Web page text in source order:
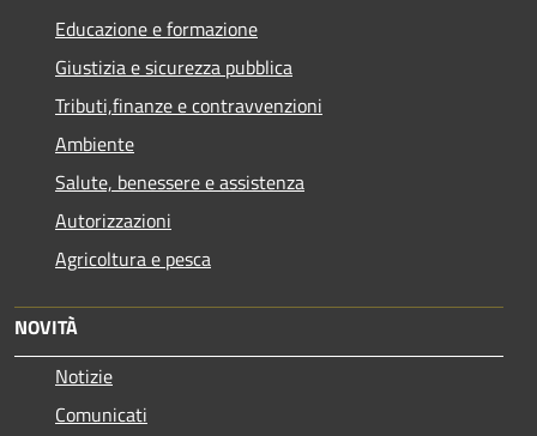
Educazione e formazione
Giustizia e sicurezza pubblica
Tributi,finanze e contravvenzioni
Ambiente
Salute, benessere e assistenza
Autorizzazioni
Agricoltura e pesca
NOVITÀ
Notizie
Comunicati